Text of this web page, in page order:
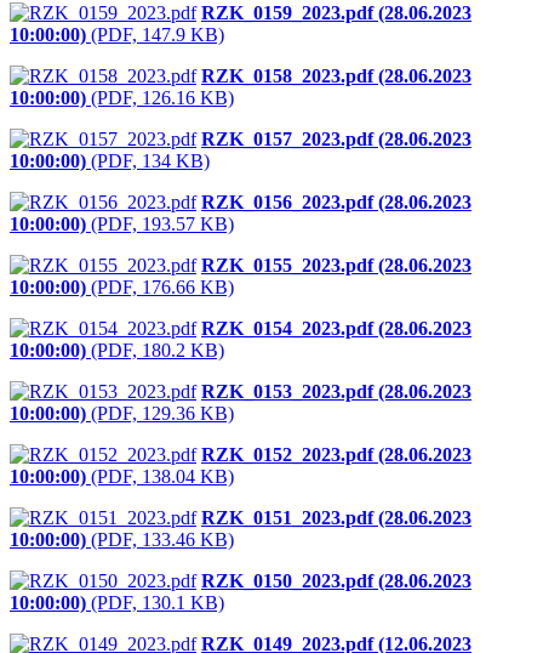
RZK_0159_2023.pdf (28.06.2023
10:00:00) (PDF, 147.9 KB)
RZK_0158_2023.pdf (28.06.2023
10:00:00) (PDF, 126.16 KB)
RZK_0157_2023.pdf (28.06.2023
10:00:00) (PDF, 134 KB)
RZK_0156_2023.pdf (28.06.2023
10:00:00) (PDF, 193.57 KB)
RZK_0155_2023.pdf (28.06.2023
10:00:00) (PDF, 176.66 KB)
RZK_0154_2023.pdf (28.06.2023
10:00:00) (PDF, 180.2 KB)
RZK_0153_2023.pdf (28.06.2023
10:00:00) (PDF, 129.36 KB)
RZK_0152_2023.pdf (28.06.2023
10:00:00) (PDF, 138.04 KB)
RZK_0151_2023.pdf (28.06.2023
10:00:00) (PDF, 133.46 KB)
RZK_0150_2023.pdf (28.06.2023
10:00:00) (PDF, 130.1 KB)
RZK_0149_2023.pdf (12.06.2023